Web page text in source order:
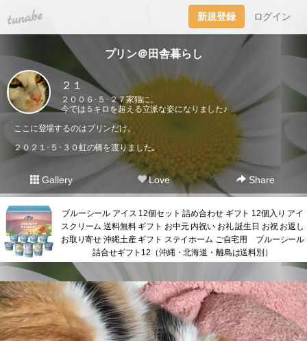
tuna.be 新規登録 ログイン
プリン＠田舎暮らし
２１
２００６･５･２７家猫に。
今では５キロを超える立派な姿になりました♪
ここに登場するのはプリンだけ。
２０２１･５･３０虹の橋を渡りました｡
Gallery Love Share
ブルーシール アイス 12個セット 詰め合わせ ギフト 12個入り アイ
スクリーム 送料無料 ギフト お中元 内祝い お礼 誕生日 お祝 お返し
お取り寄せ 沖縄土産 ギフト ステイホーム ご自宅用 ブルーシール
詰合せギフト12（沖縄・北海道・離島は送料別）